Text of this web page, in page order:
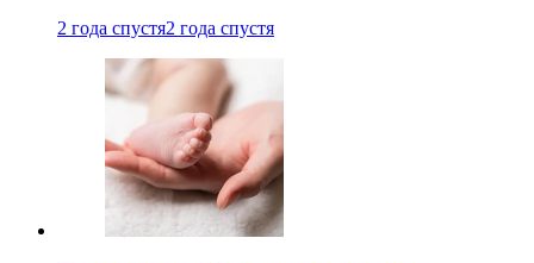
2 года спустя2 года спустя